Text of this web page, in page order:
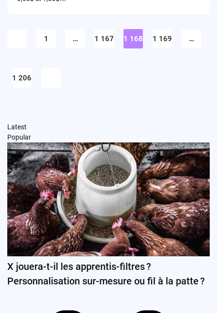
1 … 1 167 1 168 1 169 …
1 206
Latest
Popular
X jouera-t-il les apprentis-filtres ?
Personnalisation sur-mesure ou fil à la patte ?